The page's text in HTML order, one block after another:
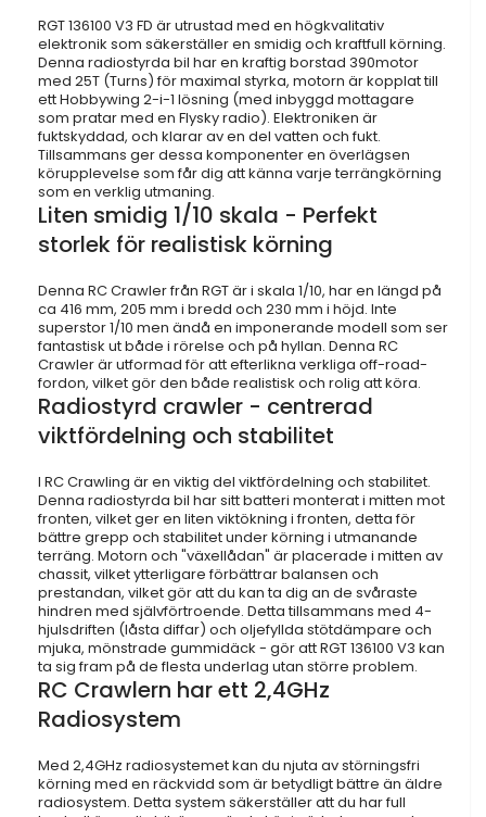
RGT 136100 V3 FD är utrustad med en högkvalitativ
elektronik som säkerställer en smidig och kraftfull körning.
Denna radiostyrda bil har en kraftig borstad 390motor
med 25T (Turns) för maximal styrka, motorn är kopplat till
ett Hobbywing 2-i-1 lösning (med inbyggd mottagare
som pratar med en Flysky radio). Elektroniken är
fuktskyddad, och klarar av en del vatten och fukt.
Tillsammans ger dessa komponenter en överlägsen
körupplevelse som får dig att känna varje terrängkörning
som en verklig utmaning.
Liten smidig 1/10 skala - Perfekt
storlek för realistisk körning
Denna RC Crawler från RGT är i skala 1/10, har en längd på
ca 416 mm, 205 mm i bredd och 230 mm i höjd. Inte
superstor 1/10 men ändå en imponerande modell som ser
fantastisk ut både i rörelse och på hyllan. Denna RC
Crawler är utformad för att efterlikna verkliga off-road-
fordon, vilket gör den både realistisk och rolig att köra.
Radiostyrd crawler - centrerad
viktfördelning och stabilitet
I RC Crawling är en viktig del viktfördelning och stabilitet.
Denna radiostyrda bil har sitt batteri monterat i mitten mot
fronten, vilket ger en liten viktökning i fronten, detta för
bättre grepp och stabilitet under körning i utmanande
terräng. Motorn och "växellådan" är placerade i mitten av
chassit, vilket ytterligare förbättrar balansen och
prestandan, vilket gör att du kan ta dig an de svåraste
hindren med självförtroende. Detta tillsammans med 4-
hjulsdriften (låsta diffar) och oljefyllda stötdämpare och
mjuka, mönstrade gummidäck - gör att RGT 136100 V3 kan
ta sig fram på de flesta underlag utan större problem.
RC Crawlern har ett 2,4GHz
Radiosystem
Med 2,4GHz radiosystemet kan du njuta av störningsfri
körning med en räckvidd som är betydligt bättre än äldre
radiosystem. Detta system säkerställer att du har full